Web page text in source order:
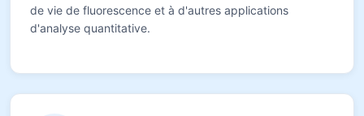
de vie de fluorescence et à d'autres applications
d'analyse quantitative.